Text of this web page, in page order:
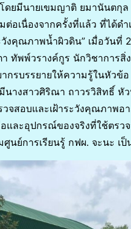
ดยมีนายเขมญาติ ยมานันตกุ
อเนื่องจากครั้งที่แล้ว ที่ได้ด
วังคุณภาพน้ำผิวดิน” เมื่อวัน
ทัพพ์วรางค์กูร นักวิชาการ
กรบรรยายให้ความรู้ในหัว
นางสาวศิริณา ถาวรวิสิทธิ์
วจสอบและเฝ้าระวังคุณภาพ
อและอุปกรณ์ของจริงที่ใช้ตร
นย์การเรียนรู้ กฟผ. จะนะ เ